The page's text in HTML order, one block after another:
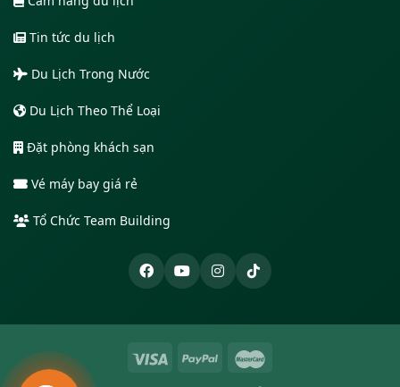
Tin tức du lịch
Du Lịch Trong Nước
Du Lịch Theo Thể Loại
Đặt phòng khách sạn
Vé máy bay giá rẻ
Tổ Chức Team Building